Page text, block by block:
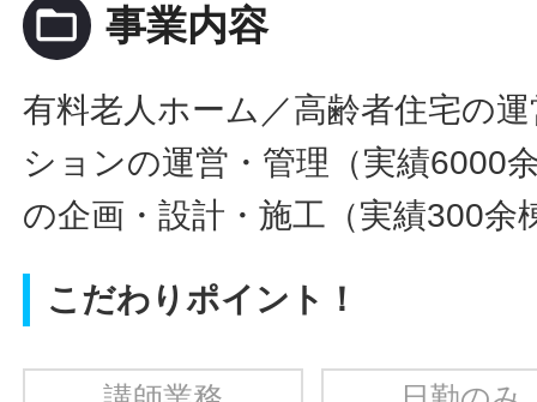
folder_open 事業内容
有料老人ホーム／高齢者住宅の
ションの運営・管理（実績6000
の企画・設計・施工（実績300余
こだわりポイント！